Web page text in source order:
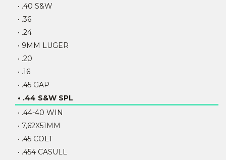
• .40 S&W
• .36
• .24
• 9MM LUGER
• .20
• .16
• .45 GAP
• .44 S&W SPL
• .44-40 WIN
• 7,62X51MM
• .45 COLT
• .454 CASULL